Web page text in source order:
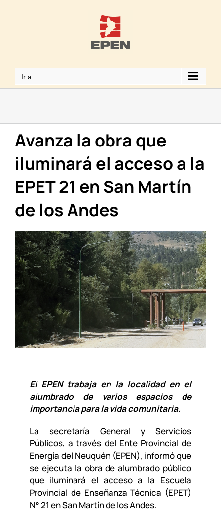
Ir a...
Avanza la obra que
iluminará el acceso a la
EPET 21 en San Martín
de los Andes
El EPEN trabaja en la localidad en el
alumbrado de varios espacios de
importancia para la vida comunitaria.
La secretaría General y Servicios
Públicos, a través del Ente Provincial de
Energía del Neuquén (EPEN), informó que
se ejecuta la obra de alumbrado público
que iluminará el acceso a la Escuela
Provincial de Enseñanza Técnica (EPET)
N° 21 en San Martín de los Andes.